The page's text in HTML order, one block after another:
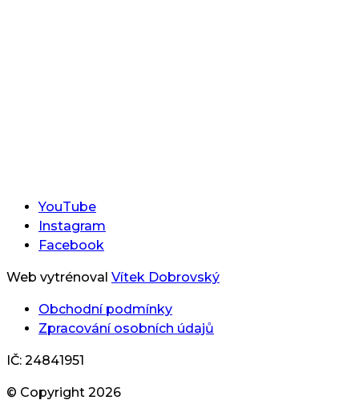
YouTube
Instagram
Facebook
Web vytrénoval Vítek Dobrovský
Obchodní podmínky
Zpracování osobních údajů
IČ: 24841951
© Copyright 2026